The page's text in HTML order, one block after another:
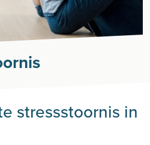
stressstoornis in